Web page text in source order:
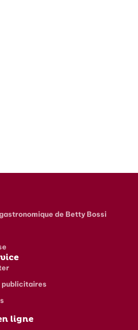
de Betty Bossi
publicitaires
ligne